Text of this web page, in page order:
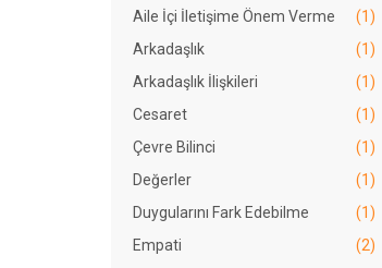
Aile İçi İletişime Önem Verme
(1)
Arkadaşlık
(1)
Arkadaşlık İlişkileri
(1)
Cesaret
(1)
Çevre Bilinci
(1)
Değerler
(1)
Duygularını Fark Edebilme
(1)
Empati
(2)